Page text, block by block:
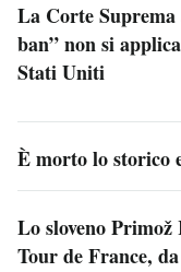
La Corte Suprema
ban” non si
Stati Uniti
È morto lo storico
Lo sloveno Primož
Tour de France,